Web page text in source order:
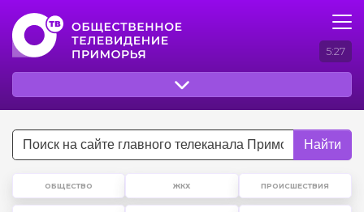
5:27
Найти
ОБЩЕСТВО ЖКХ ПРОИСШЕСТВИЯ